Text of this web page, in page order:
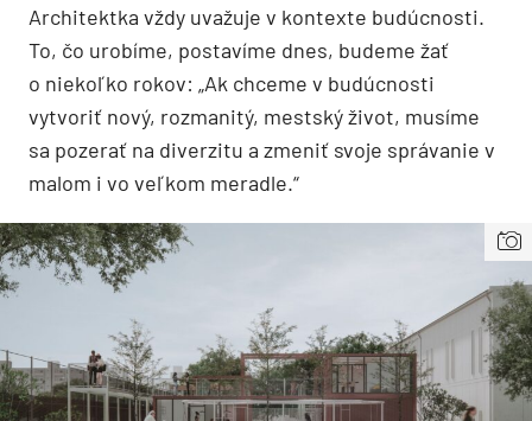
Architektka vždy uvažuje v kontexte budúcnosti.
To, čo urobíme, postavíme dnes, budeme žať
o niekoľko rokov: „Ak chceme v budúcnosti
vytvoriť nový, rozmanitý, mestský život, musíme
sa pozerať na diverzitu a zmeniť svoje správanie v
malom i vo veľkom meradle.“